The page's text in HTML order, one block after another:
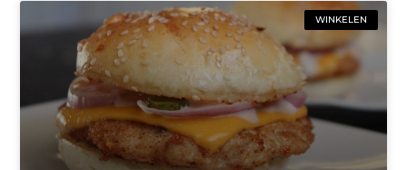
WINKELEN